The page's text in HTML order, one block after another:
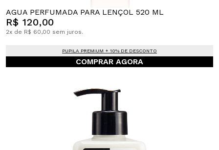
AGUA PERFUMADA PARA LENÇOL 520 ML
R$ 120,00
2x de R$ 60,00 sem juros.
PUPILA PREMIUM + 10% DE DESCONTO
COMPRAR AGORA